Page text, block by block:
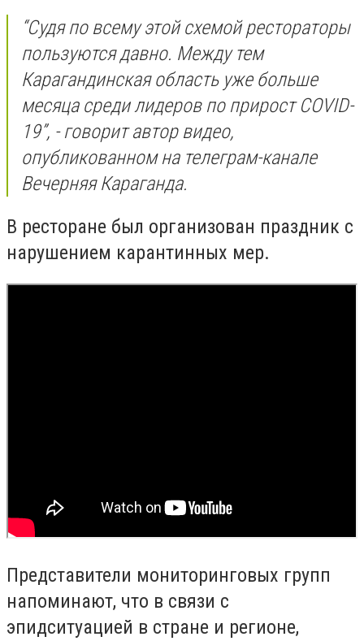
“Судя по всему этой схемой рестораторы
пользуются давно. Между тем
Карагандинская область уже больше
месяца среди лидеров по прирост COVID-
19”, - говорит автор видео,
опубликованном на телеграм-канале
Вечерняя Караганда.
В ресторане был организован праздник с
нарушением карантинных мер.
Представители мониторинговых групп
напоминают, что в связи с
эпидситуацией в стране и регионе,